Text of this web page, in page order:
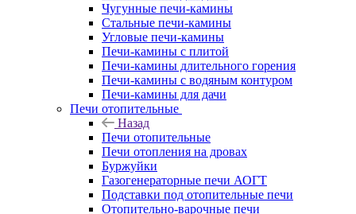
Чугунные печи-камины
Стальные печи-камины
Угловые печи-камины
Печи-камины с плитой
Печи-камины длительного горения
Печи-камины с водяным контуром
Печи-камины для дачи
Печи отопительные
Назад
Печи отопительные
Печи отопления на дровах
Буржуйки
Газогенераторные печи АОГТ
Подставки под отопительные печи
Отопительно-варочные печи